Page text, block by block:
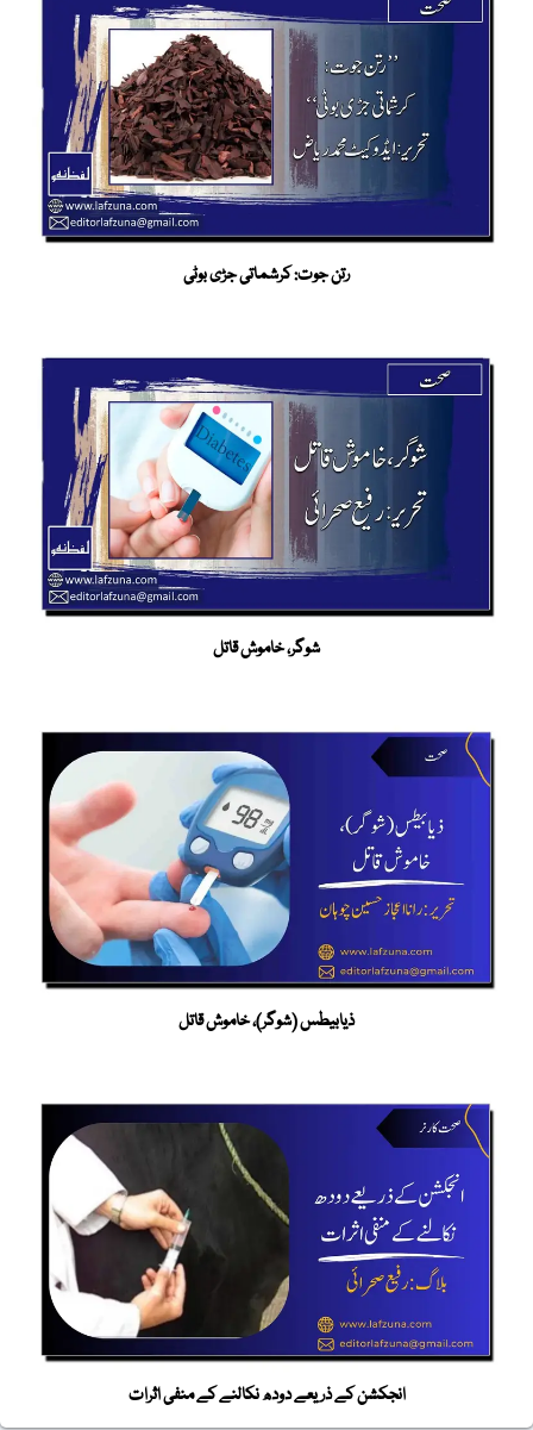
رتن جوت: کرشماتی جڑی بوٹی
شوگر، خاموش قاتل
ذیابیطس (شوگر)، خاموش قاتل
انجکشن کے ذریعے دودھ نکالنے کے منفی اثرات